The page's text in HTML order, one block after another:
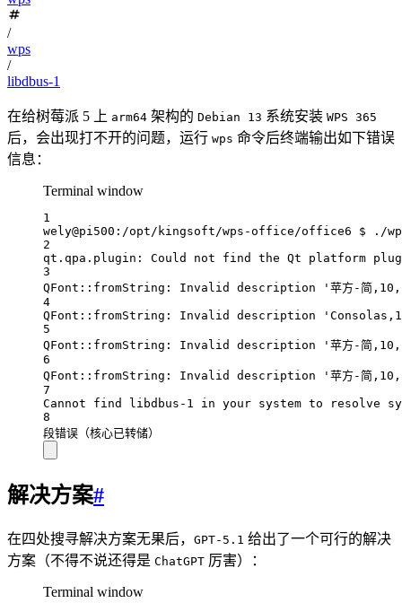
/
wps
/
libdbus-1
在给树莓派 5 上 arm64 架构的 Debian 13 系统安装 WPS 365
后，会出现打不开的问题，运行 wps 命令后终端输出如下错误
信息：
Terminal window
1
wely@pi500:/opt/kingsoft/wps-office/office6 $
./
2
qt.qpa.plugin:
Could not find the Qt platform
3
QFont::fromString:
Invalid description
'苹方-简
4
QFont::fromString:
Invalid description
5
QFont::fromString:
Invalid description
'苹方-简
6
QFont::fromString:
Invalid description
'苹方-简
7
Cannot
find libdbus-1 in your system to resolve
8
段错误（核心已转储）
解决方案#
在四处搜寻解决方案无果后， GPT-5.1 给出了一个可行的解决
方案（不得不说还得是 ChatGPT 厉害）：
Terminal window